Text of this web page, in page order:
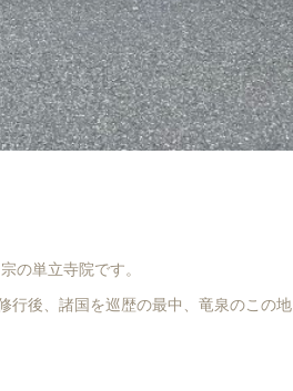
の単立寺院です。
行後、諸国を巡歴の最中、竜泉のこの地